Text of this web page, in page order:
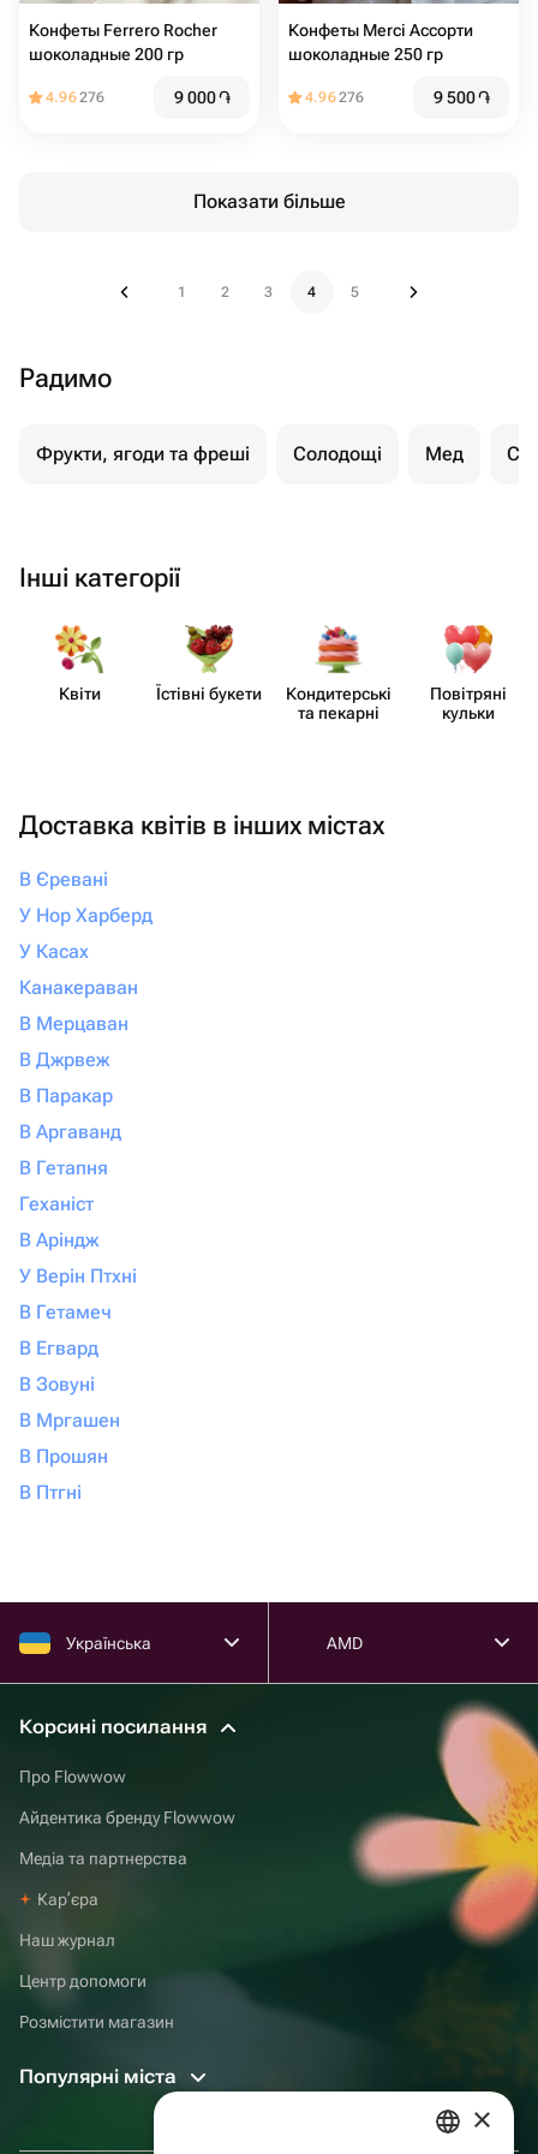
Конфеты Ferrero Rocher
шоколадные 200 гр
4.96276 9 000֏
Конфеты Merci Ассорти
шоколадные 250 гр
4.96276 9 500֏
Показати більше
1 2 3 4 5
Радимо
Фрукти, ягоди та фреші Солодощі Мед
Інші категорії
Квіти Їстівні букети
Кондит​ерські
та пекарні
Повітряні
кульки
Доставка квітів в інших містах
В Єревані
У Нор Харберд
У Касах
Канакераван
В Мерцаван
В Джрвеж
В Паракар
В Аргаванд
В Гетапня
Геханіст
В Аріндж
У Верін Птхні
В Гетамеч
В Егвард
В Зовуні
В Мргашен
В Прошян
В Птгні
Українська AMD
Корсині посилання
Про Flowwow
Айдентика бренду Flowwow
Медіа та партнерства
Карʼєра
Наш журнал
Центр допомоги
Розмістити магазин
Популярні міста
×